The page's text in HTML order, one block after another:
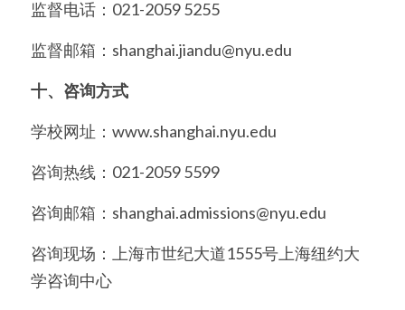
监督电话：021-2059 5255
监督邮箱：shanghai.jiandu@nyu.edu
十、咨询方式
学校网址：www.shanghai.nyu.edu
咨询热线：021-2059 5599
咨询邮箱：shanghai.admissions@nyu.edu
咨询现场：上海市世纪大道1555号上海纽约大
学咨询中心